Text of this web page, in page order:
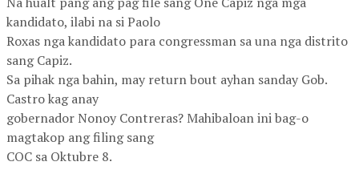
kandidato, ilabi na si Paolo
Roxas nga kandidato para congressman sa una nga distrito
sang Capiz.
Sa pihak nga bahin, may return bout ayhan sanday Gob.
Castro kag anay
gobernador Nonoy Contreras? Mahibaloan ini bag-o
magtakop ang filing sang
COC sa Oktubre 8.